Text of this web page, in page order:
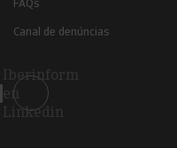
FAQs
Canal de denúncias
Iberinform
en
Linkedin